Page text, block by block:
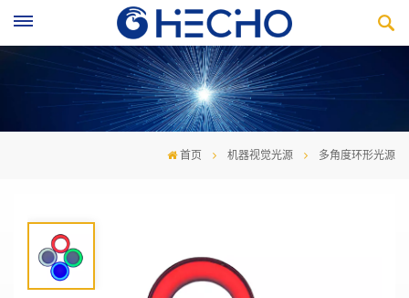
首页 机器视觉光源 多角度环形光源